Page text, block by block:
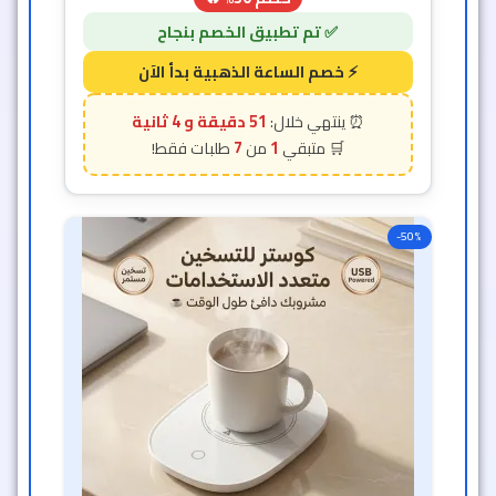
51 دقيقة و 2 ثانية
1
7
-50%